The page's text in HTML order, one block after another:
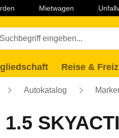
Mietwagen
Reise &
Autokatalog
1.5